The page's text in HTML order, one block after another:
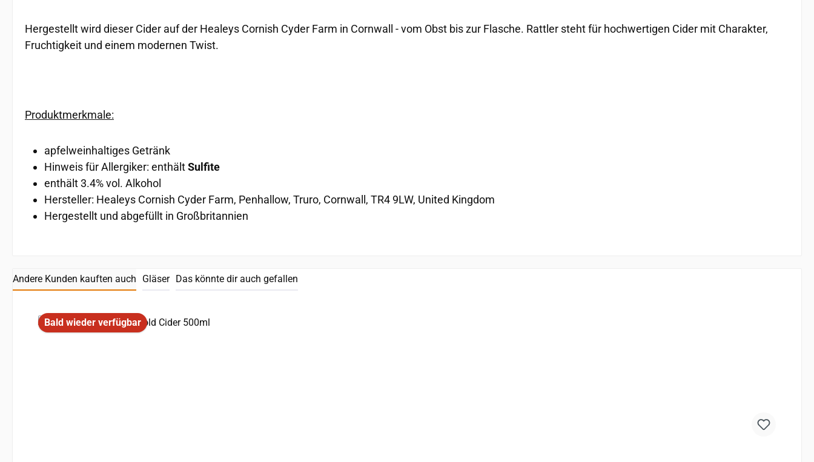
Hergestellt wird dieser Cider auf der Healeys Cornish Cyder Farm in Cornwall - vom Obst bis zur Flasche. Rattler steht für hochwertigen Cider mit Charakter,
Fruchtigkeit und einem modernen Twist.
Produktmerkmale:
apfelweinhaltiges Getränk
Hinweis für Allergiker: enthältSulfite
enthält 3.4% vol. Alkohol
Hersteller: Healeys Cornish Cyder Farm, Penhallow, Truro, Cornwall, TR4 9LW, United Kingdom
Hergestellt und abgefüllt in Großbritannien
Andere Kunden kauften auch Gläser Das könnte dir auch gefallen
Bald wieder verfügbar